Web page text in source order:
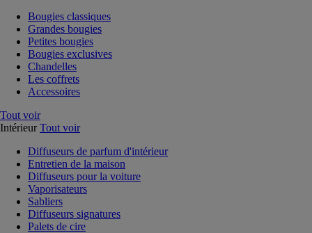
Bougies classiques
Grandes bougies
Petites bougies
Bougies exclusives
Chandelles
Les coffrets
Accessoires
Tout voir
Intérieur Tout voir
Diffuseurs de parfum d'intérieur
Entretien de la maison
Diffuseurs pour la voiture
Vaporisateurs
Sabliers
Diffuseurs signatures
Palets de cire